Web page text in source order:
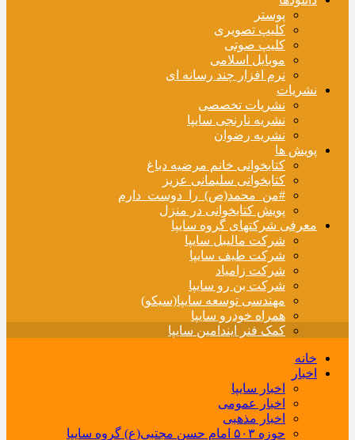
پوستر
کلیپ تصویری
کلیپ صوتی
موبایل اسلامی
نرم افزار چند رسانه ای
نشریات
نشریات تخصصی
نشریه نارنجی سایپا
نشریه رضوان
پویش ها
کتابخوانی خانم مرضیه دباغ
کتابخوانی سلیمانی عزیز
#من_محمد(ص)_را_دوست_دارم
پویش کتابخوانی در منزل
معرفی شرکتهای گروه سایپا
شرکت مالیبل سایپا
شرکت طیف سایپا
شرکت زامیاد
شرکت بن رو سایپا
مهندسی توسعه سایپا(سیکو)
همراه خودرو سایپا
کمک فنر ایندامین سایپا
خانه
اخبار
اخبار سایپا
اخبار عمومی
اخبار مذهبی
حوزه ۵۰۳ امام حسن مجتبی(ع) گروه سایپا